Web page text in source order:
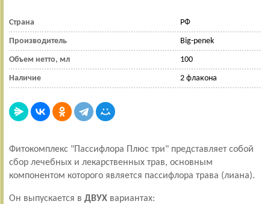
Страна РФ
Производитель Big-penek
Объем нетто, мл 100
Наличие 2 флакона
Фитокомплекс "Пассифлора Плюс три" представляет собой
сбор лечебных и лекарственных трав, основным
компонентом которого является пассифлора трава (лиана).
Он выпускается в ДВУХ вариантах: